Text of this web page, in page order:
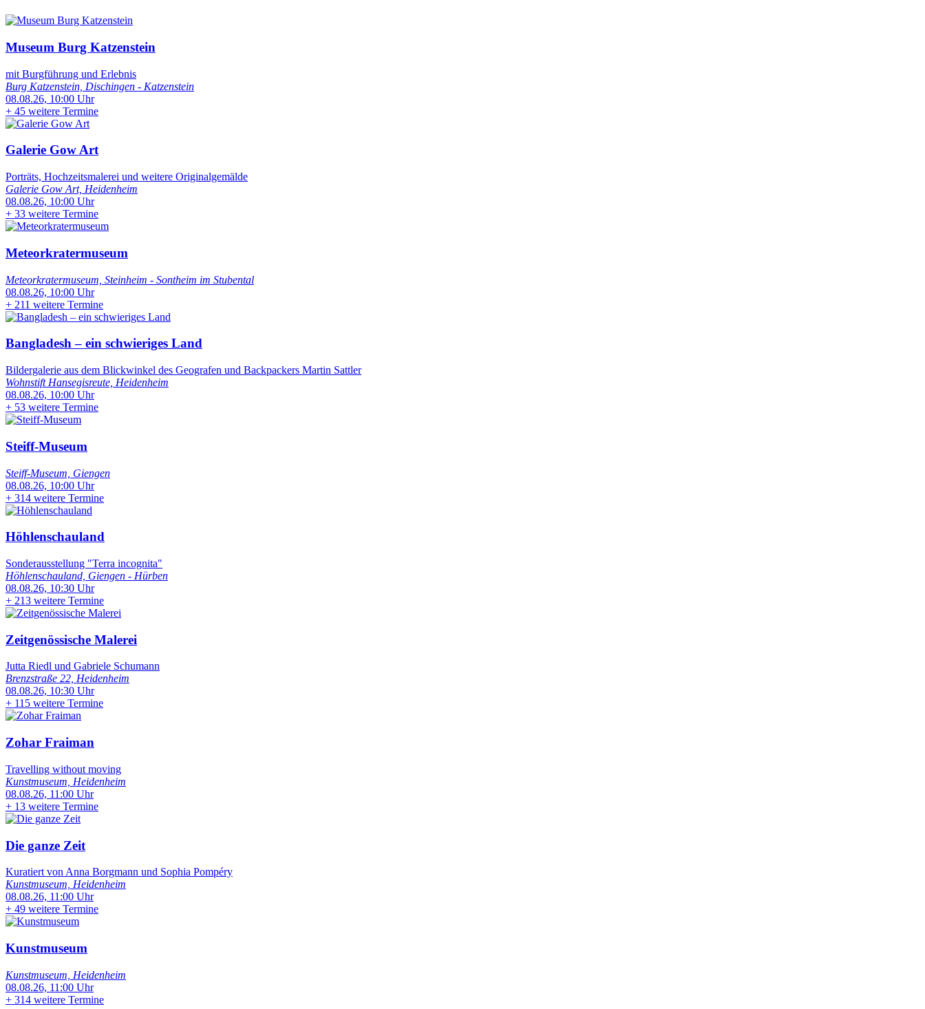
Museum Burg Katzenstein
mit Burgführung und Erlebnis
Burg Katzenstein, Dischingen - Katzenstein
08.08.26, 10:00 Uhr
+ 45 weitere Termine
Galerie Gow Art
Porträts, Hochzeitsmalerei und weitere Originalgemälde
Galerie Gow Art, Heidenheim
08.08.26, 10:00 Uhr
+ 33 weitere Termine
Meteorkratermuseum
Meteorkratermuseum, Steinheim - Sontheim im Stubental
08.08.26, 10:00 Uhr
+ 211 weitere Termine
Bangladesh – ein schwieriges Land
Bildergalerie aus dem Blickwinkel des Geografen und Backpackers Martin Sattler
Wohnstift Hansegisreute, Heidenheim
08.08.26, 10:00 Uhr
+ 53 weitere Termine
Steiff-Museum
Steiff-Museum, Giengen
08.08.26, 10:00 Uhr
+ 314 weitere Termine
Höhlenschauland
Sonderausstellung "Terra incognita"
Höhlenschauland, Giengen - Hürben
08.08.26, 10:30 Uhr
+ 213 weitere Termine
Zeitgenössische Malerei
Jutta Riedl und Gabriele Schumann
Brenzstraße 22, Heidenheim
08.08.26, 10:30 Uhr
+ 115 weitere Termine
Zohar Fraiman
Travelling without moving
Kunstmuseum, Heidenheim
08.08.26, 11:00 Uhr
+ 13 weitere Termine
Die ganze Zeit
Kuratiert von Anna Borgmann und Sophia Pompéry
Kunstmuseum, Heidenheim
08.08.26, 11:00 Uhr
+ 49 weitere Termine
Kunstmuseum
Kunstmuseum, Heidenheim
08.08.26, 11:00 Uhr
+ 314 weitere Termine